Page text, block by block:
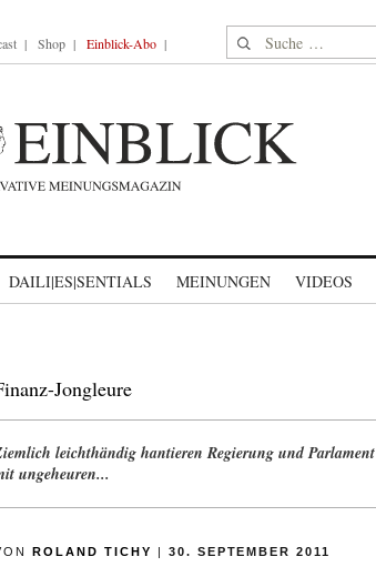
Shop Einblick-Abo Suche nach:
DAILI|ES|SENTIALS MEINUNGEN VIDEOS
Jongleure
leichthändig hantieren Regierung und Parlament
ungeheuren...
ROLAND TICHY | 30. SEPTEMBER 2011